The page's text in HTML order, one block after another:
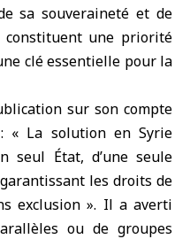
sa souveraineté et de
une priorité
clé essentielle pour la
sur son compte
« La solution en Syrie
seul État, d’une seule
les droits de
exclusion ». Il a averti
ou de groupes